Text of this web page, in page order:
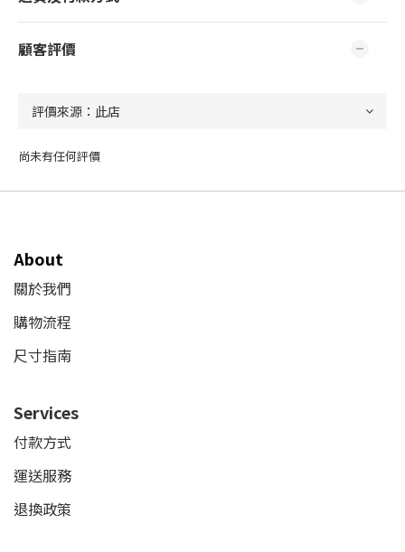
顧客評價
尚未有任何評價
About
關於我們
購物流程
尺寸指南
Services
付款方式
運送服務
退換政策